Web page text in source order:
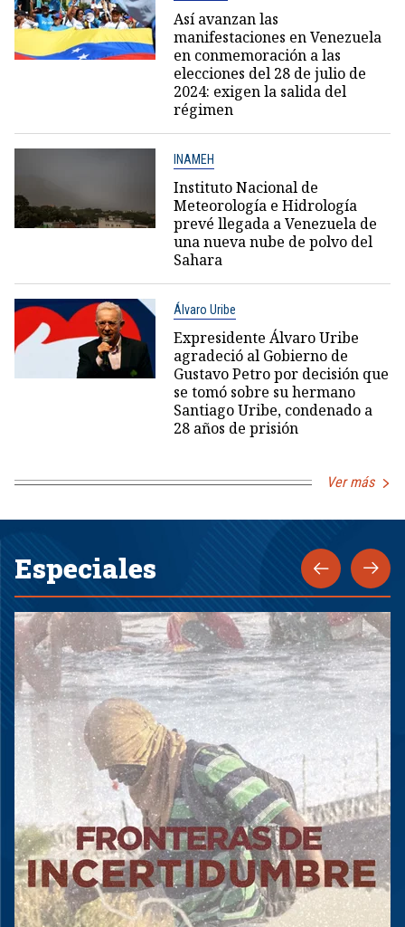
Así avanzan las
manifestaciones en Venezuela
en conmemoración a las
elecciones del 28 de julio de
2024: exigen la salida del
régimen
INAMEH
Instituto Nacional de
Meteorología e Hidrología
prevé llegada a Venezuela de
una nueva nube de polvo del
Sahara
Álvaro Uribe
Expresidente Álvaro Uribe
agradeció al Gobierno de
Gustavo Petro por decisión que
se tomó sobre su hermano
Santiago Uribe, condenado a
28 años de prisión
Ver más
Especiales